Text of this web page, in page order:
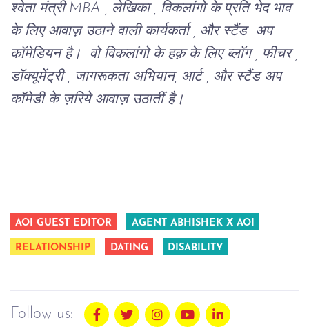
श्वेता मंत्री MBA , लेखिका , विकलांगो के प्रति भेद भाव
के लिए आवाज़ उठाने वाली कार्यकर्ता , और स्टैंड -अप
कॉमेडियन है। वो विकलांगो के हक़ के लिए ब्लॉग , फीचर ,
डॉक्यूमेंट्री , जागरूकता अभियान, आर्ट , और स्टैंड अप
कॉमेडी के ज़रिये आवाज़ उठातीं है।
AOI GUEST EDITOR AGENT ABHISHEK X AOI
RELATIONSHIP DATING DISABILITY
Follow us: